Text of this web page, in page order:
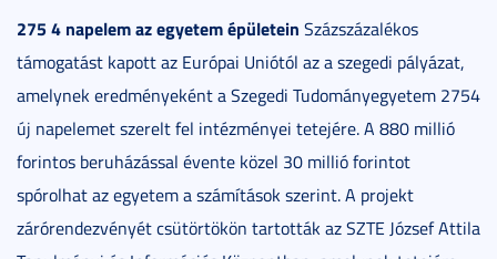
275 4 napelem az egyetem épületein Százszázalékos
támogatást kapott az Európai Uniótól az a szegedi pályázat,
amelynek eredményeként a Szegedi Tudományegyetem 2754
új napelemet szerelt fel intézményei tetejére. A 880 millió
forintos beruházással évente közel 30 millió forintot
spórolhat az egyetem a számítások szerint. A projekt
zárórendezvényét csütörtökön tartották az SZTE József Attila